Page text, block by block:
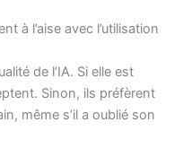
à l’aise avec l’utilisation
de l’IA. Si elle est
Sinon, ils préfèrent
même s’il a oublié son